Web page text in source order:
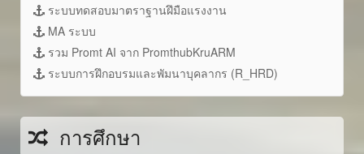
ระบบทดสอบมาตราฐานฝึมือแรงงาน
MA ระบบ
รวม Promt AI จาก PromthubKruARM
ระบบการฝึกอบรมและพัมนาบุคลากร (R_HRD)
การศึกษา